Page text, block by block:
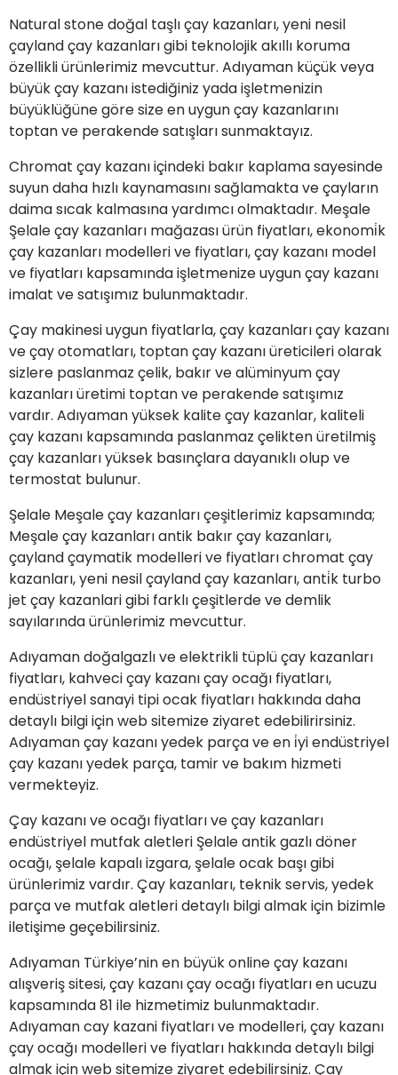
Natural stone doğal taşlı çay kazanları, yeni nesil
çayland çay kazanları gibi teknolojik akıllı koruma
özellikli ürünlerimiz mevcuttur. Adıyaman küçük veya
büyük çay kazanı istediğiniz yada işletmenizin
büyüklüğüne göre size en uygun çay kazanlarını
toptan ve perakende satışları sunmaktayız.
Chromat çay kazanı içindeki bakır kaplama sayesinde
suyun daha hızlı kaynamasını sağlamakta ve çayların
daima sıcak kalmasına yardımcı olmaktadır. Meşale
Şelale çay kazanları mağazası ürün fiyatları, ekonomi̇k
çay kazanları modelleri ve fiyatları, çay kazanı model
ve fiyatları kapsamında işletmenize uygun çay kazanı
imalat ve satışımız bulunmaktadır.
Çay makinesi uygun fiyatlarla, çay kazanları çay kazanı
ve çay otomatları, toptan çay kazanı üreticileri olarak
sizlere paslanmaz çelik, bakır ve alüminyum çay
kazanları üretimi toptan ve perakende satışımız
vardır. Adıyaman yüksek kalite çay kazanlar, kaliteli
çay kazanı kapsamında paslanmaz çelikten üretilmiş
çay kazanları yüksek basınçlara dayanıklı olup ve
termostat bulunur.
Şelale Meşale çay kazanları çeşitlerimiz kapsamında;
Meşale çay kazanları antik bakır çay kazanları,
çayland çaymatik modelleri ve fiyatları chromat çay
kazanları, yeni nesil çayland çay kazanları, anti̇k turbo
jet çay kazanlari gibi farklı çeşitlerde ve demlik
sayılarında ürünlerimiz mevcuttur.
Adıyaman doğalgazlı ve elektrikli tüplü çay kazanları
fiyatları, kahveci çay kazanı çay ocağı fiyatları,
endüstriyel sanayi tipi ocak fiyatları hakkında daha
detaylı bilgi için web sitemize ziyaret edebilirirsiniz.
Adıyaman çay kazanı yedek parça ve en i̇yi endüstriyel
çay kazanı yedek parça, tamir ve bakım hizmeti
vermekteyiz.
Çay kazanı ve ocağı fiyatları ve çay kazanları
endüstriyel mutfak aletleri Şelale antik gazlı döner
ocağı, şelale kapalı izgara, şelale ocak başı gibi
ürünlerimiz vardır. Çay kazanları, teknik servis, yedek
parça ve mutfak aletleri detaylı bilgi almak için bizimle
iletişime geçebilirsiniz.
Adıyaman Türkiye’nin en büyük online çay kazanı
alışveriş sitesi, çay kazanı çay ocağı fiyatları en ucuzu
kapsamında 81 ile hizmetimiz bulunmaktadır.
Adıyaman cay kazani fiyatları ve modelleri, çay kazanı
çay ocağı modelleri ve fiyatları hakkında detaylı bilgi
almak içinweb sitemize ziyaret edebilirsiniz. Çay